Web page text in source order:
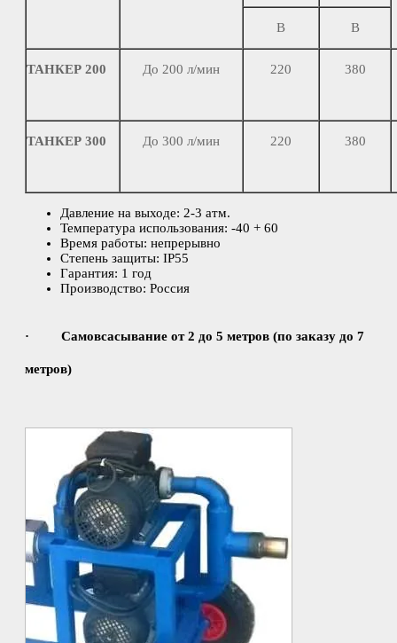
В В
ТАНКЕР 200 До 200 л/мин 220 380
ТАНКЕР 300 До 300 л/мин 220 380
Давление на выходе: 2-3 атм.
Температура использования: -40 + 60
Время работы: непрерывно
Степень защиты: IP55
Гарантия: 1 год
Производство: Россия
· Самовсасывание от 2 до 5 метров (по заказу до 7
метров)